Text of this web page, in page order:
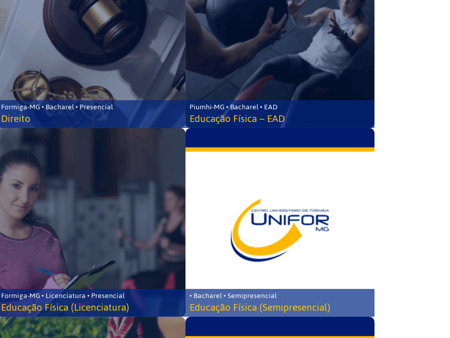
Formiga-MG • Bacharel • Presencial
Direito
Piumhi-MG • Bacharel • EAD
Educação Física – EAD
Formiga-MG • Licenciatura • Presencial
Educação Física (Licenciatura)
• Bacharel • Semipresencial
Educação Física (Semipresencial)